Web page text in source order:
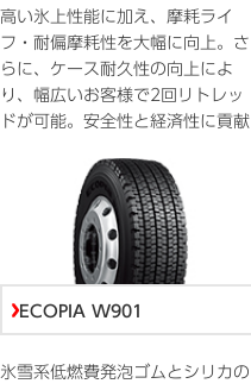
高い氷上性能に加え、摩耗ライ
フ・耐偏摩耗性を大幅に向上。さ
らに、ケース耐久性の向上によ
り、幅広いお客様で2回リトレッ
ドが可能。安全性と経済性に貢献
ECOPIA W901
氷雪系低燃費発泡ゴムとシリカの